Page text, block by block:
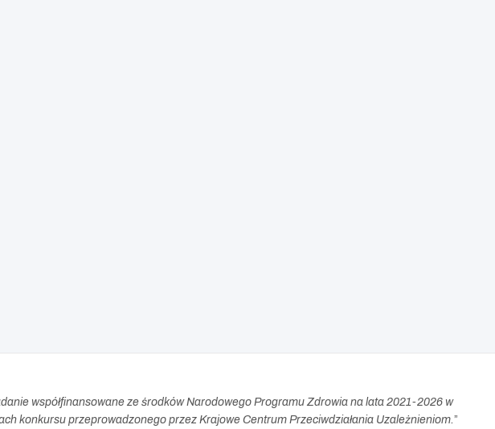
współfinansowane ze środków Narodowego Programu Zdrowia na lata 2021-2026 w
konkursu przeprowadzonego przez Krajowe Centrum Przeciwdziałania Uzależnieniom.”